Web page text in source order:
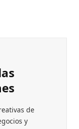
de
y